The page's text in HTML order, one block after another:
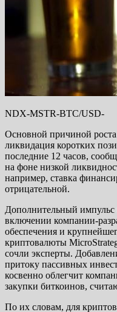
NDX-MSTR-BTC/USD-
Основной причиной
ликвидация коротких
последние 12 часов,
на фоне низкой
например, ставка
отрицательной.
Дополнительный импульс
включении компании-
обеспечения и
криптовалюты
сочли эксперты.
притоку пассивных
косвенно облегчит
закупки биткоинов,
По их словам, для